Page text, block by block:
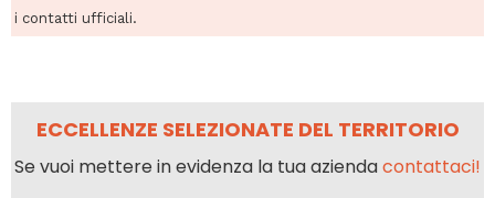
i contatti ufficiali.
ECCELLENZE SELEZIONATE DEL TERRITORIO
Se vuoi mettere in evidenza la tua aziendacontattaci!